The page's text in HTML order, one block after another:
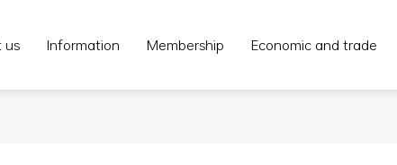
us Information Membership Economic and trade